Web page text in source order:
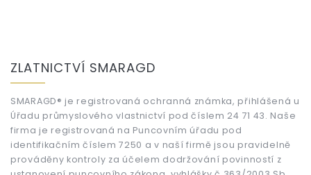
ZLATNICTVÍ SMARAGD
SMARAGD® je registrovaná ochranná známka, přihlášená u
Úřadu průmyslového vlastnictví pod číslem 24 71 43. Naše
firma je registrovaná na Puncovním úřadu pod
identifikačním číslem 7250 a v naší firmě jsou pravidelně
prováděny kontroly za účelem dodržování povinností z